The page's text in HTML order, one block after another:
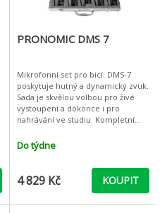
PRONOMIC DMS 7
Mikrofonní set pro bicí. DMS-7
poskytuje hutný a dynamický zvuk.
Sada je skvělou volbou pro živé
vystoupení a dokonce i pro
nahrávání ve studiu. Kompletní
robustním hlinikové pouzdru.
Do týdne
4 829 Kč KOUPIT